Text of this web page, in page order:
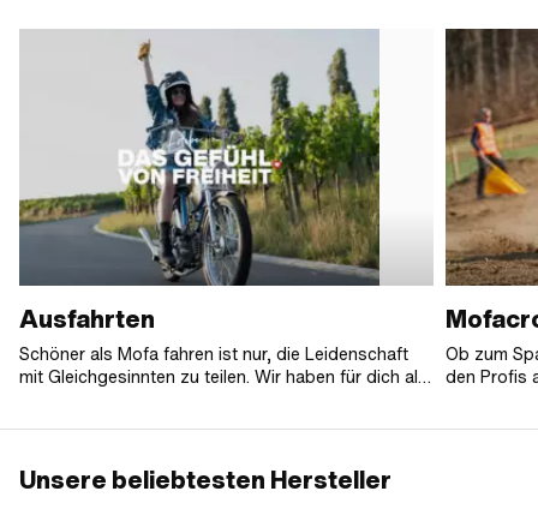
Ausfahrten
Schöner als Mofa fahren ist nur, die Leidenschaft
mit Gleichgesinnten zu teilen. Wir haben für dich alle
Ob zum
den Profis
Unsere beliebtesten Hersteller